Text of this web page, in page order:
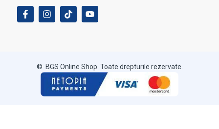
© BGS Online Shop. Toate drepturile rezervate.